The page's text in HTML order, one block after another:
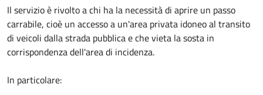
Il servizio è rivolto a chi ha la necessità di aprire un passo
carrabile, cioè un accesso a un'area privata idoneo al transito
di veicoli dalla strada pubblica e che vieta la sosta in
corrispondenza dell'area di incidenza.
In particolare: